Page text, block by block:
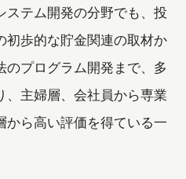
ステム開発の分野でも、投
初歩的な貯金関連の取材か
のプログラム開発まで、多
主婦層、会社員から専業
から高い評価を得ている一